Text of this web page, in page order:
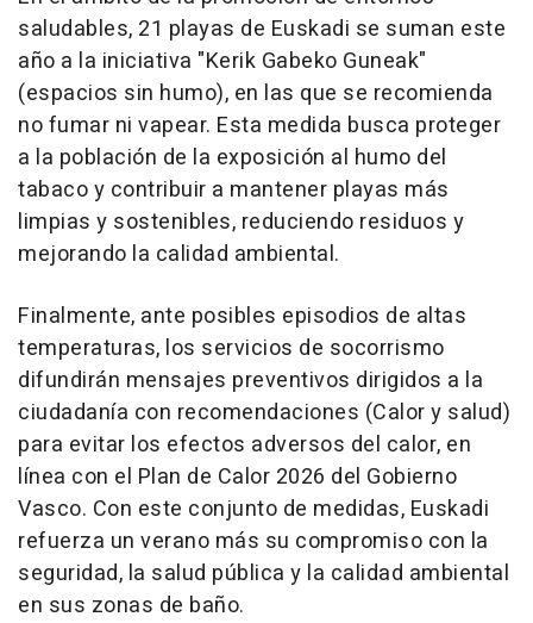
saludables, 21 playas de Euskadi se suman este
año a la iniciativa "Kerik Gabeko Guneak"
(espacios sin humo), en las que se recomienda
no fumar ni vapear. Esta medida busca proteger
a la población de la exposición al humo del
tabaco y contribuir a mantener playas más
limpias y sostenibles, reduciendo residuos y
mejorando la calidad ambiental.
Finalmente, ante posibles episodios de altas
temperaturas, los servicios de socorrismo
difundirán mensajes preventivos dirigidos a la
ciudadanía con recomendaciones (Calor y salud)
para evitar los efectos adversos del calor, en
línea con el Plan de Calor 2026 del Gobierno
Vasco. Con este conjunto de medidas, Euskadi
refuerza un verano más su compromiso con la
seguridad, la salud pública y la calidad ambiental
en sus zonas de baño.